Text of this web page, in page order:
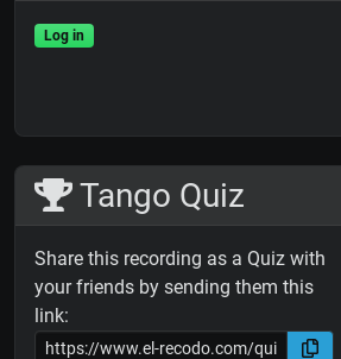
Log in
Tango Quiz
Share this recording as a Quiz with
your friends by sending them this
link: